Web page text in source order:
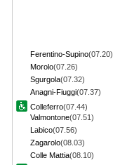
Ferentino-Supino(07.20)
Morolo(07.26)
Sgurgola(07.32)
Anagni-Fiuggi(07.37)
Colleferro(07.44)
Valmontone(07.51)
Labico(07.56)
Zagarolo(08.03)
Colle Mattia(08.10)